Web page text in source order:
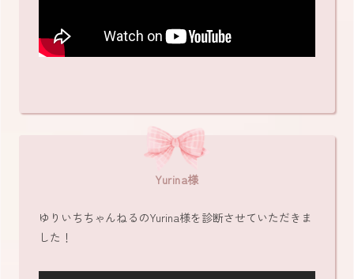
Yurina様
ゆりいちちゃんねるのYurina様を診断させていただきま
した！